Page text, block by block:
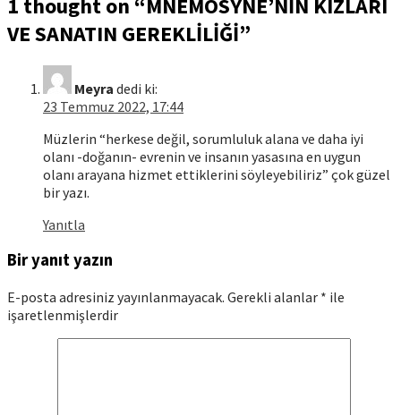
1 thought on “ MNEMOSYNE’NİN KIZLARI
VE SANATIN GEREKLİLİĞİ”
Meyra dedi ki:
23 Temmuz 2022, 17:44
Müzlerin “herkese değil, sorumluluk alana ve daha iyi
olanı -doğanın- evrenin ve insanın yasasına en uygun
olanı arayana hizmet ettiklerini söyleyebiliriz” çok güzel
bir yazı.
Yanıtla
Bir yanıt yazın
E-posta adresiniz yayınlanmayacak. Gerekli alanlar * ile
işaretlenmişlerdir